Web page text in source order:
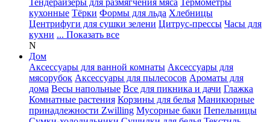
Тендерайзеры для размягчения мяса Термометры
кухонные Тёрки Формы для льда Хлебницы
Центрифуги для сушки зелени Цитрус-прессы Часы для
кухни ... Показать все
N
Дом
Аксессуары для ванной комнаты Аксессуары для
мясорубок Аксессуары для пылесосов Ароматы для
дома Весы напольные Все для пикника и дачи Глажка
Комнатные растения Корзины для белья Маникюрные
принадлежности Zwilling Мусорные баки Пепельницы